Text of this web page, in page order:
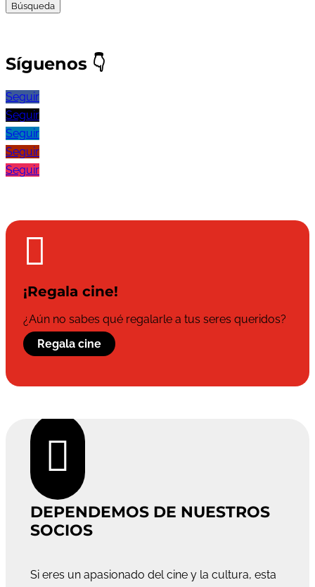
Síguenos 👇
Seguir
Seguir
Seguir
Seguir
Seguir

¡Regala cine!
¿Aún no sabes qué regalarle a tus seres queridos?
Regala cine

DEPENDEMOS DE NUESTROS
SOCIOS
Si eres un apasionado del cine y la cultura, esta